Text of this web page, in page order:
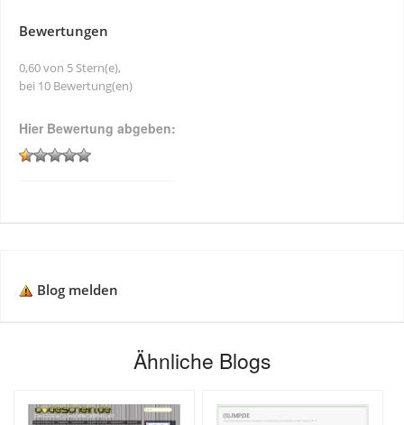
Bewertungen
0,60 von 5 Stern(e),
bei 10 Bewertung(en)
Hier Bewertung abgeben:
Blog melden
Ähnliche Blogs